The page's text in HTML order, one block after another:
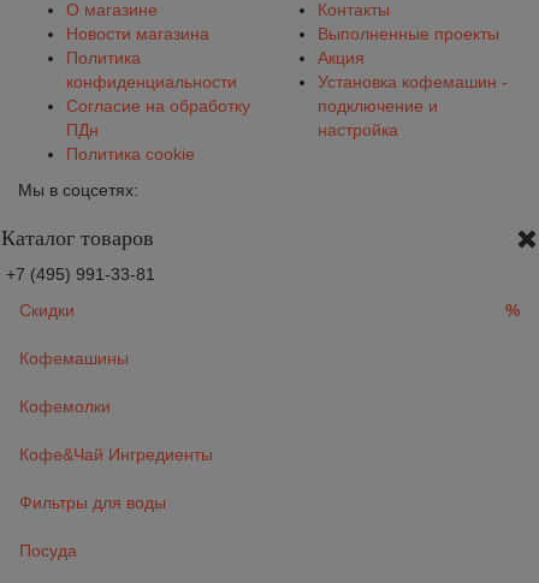
О магазине
Новости магазина
Политика
конфиденциальности
Согласие на обработку
ПДн
Политика cookie
Контакты
Выполненные проекты
Акция
Установка кофемашин -
подключение и
настройка
Мы в соцсетях:
Каталог товаров
+7 (495) 991-33-81
Скидки
%
Кофемашины
Кофемолки
Кофе&Чай Ингредиенты
Фильтры для воды
Посуда